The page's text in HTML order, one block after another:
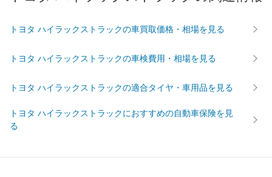
過給機 -
後輪サイズ 185R14 185R14 215R15
WLTC - -
WLTC/郊外
トヨタ ハイラックストラックの車買取価格・相場を見る
トヨタ ハイラックストラックの車検費用・相場を見る
トヨタ ハイラックストラックの適合タイヤ・車用品を見る
トヨタ ハイラックストラックにおすすめの自動車保険を見
る